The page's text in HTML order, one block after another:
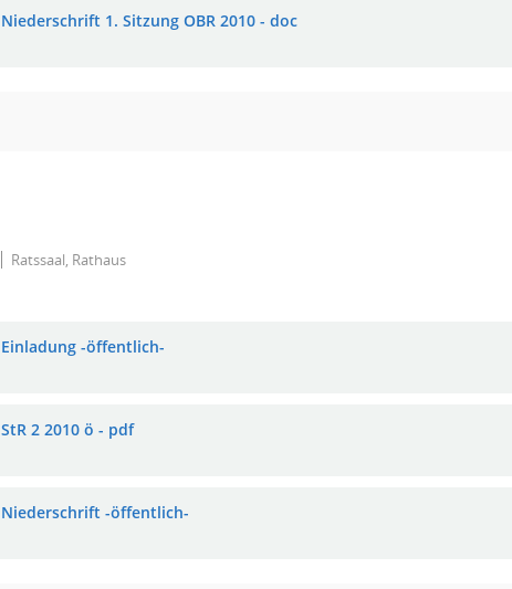
Niederschrift 1. Sitzung OBR 2010 - doc
Ratssaal, Rathaus
Einladung -öffentlich-
StR 2 2010 ö - pdf
Niederschrift -öffentlich-